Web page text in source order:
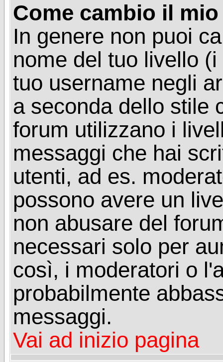
Come cambio il
In genere non puoi
nome del tuo livello
tuo username negli
a seconda dello stile
forum utilizzano i
messaggi che hai
utenti, ad es.
possono avere un
non abusare del
necessari solo per
così, i moderatori o
probabilmente
messaggi.
Vai ad inizio pagina